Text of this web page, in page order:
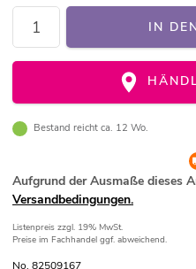
IN
Bestand reicht ca. 12 Wo.
Aufgrund der Ausmaße dieses
Versandbedingungen.
Listenpreis zzgl. 19% MwSt.
Preise im Fachhandel ggf. abweichend.
No. 82509167